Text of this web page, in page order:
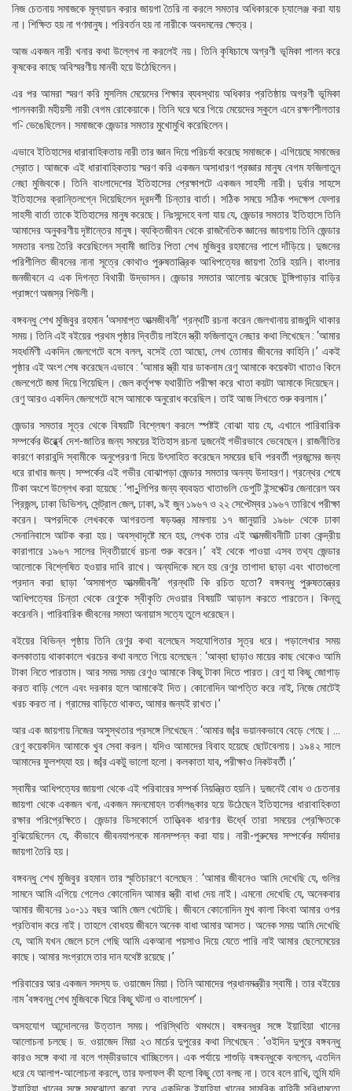
নিজ চেতনায় সমাজকে মূল্যায়ন করার জায়গা তৈরি না করলে সমতার অধিকারকে চ্যালেঞ্জ করা যায়
না। শিক্ষিত হয় না গণমানুষ। পরিবর্তন হয় না নারীকে অবদমনের ক্ষেত্র।
আজ একজন নারী খনার কথা উল্লেখ না করলেই নয়। তিনি কৃষিচাষে অগ্রণী ভূমিকা পালন করে
কৃষকের কাছে অবিস্মরণীয় মানবী হয়ে উঠেছিলেন।
এর পর আমরা স্মরণ করি মুসলিম মেয়েদের শিক্ষার ব্যবস্থায় অধিকার প্রতিষ্ঠায় অগ্রণী ভূমিকা
পালনকারী মহীয়সী নারী বেগম রোকেয়াকে। তিনি ঘরে ঘরে গিয়ে মেয়েদের স্কুলে এনে রক্ষণশীলতার
গ-ি ভেঙেছিলেন। সমাজকে জেন্ডার সমতার মুখোমুখি করেছিলেন।
এভাবে ইতিহাসের ধারাবাহিকতায় নারী তার জ্ঞান দিয়ে পরিচর্যা করেছে সমাজকে। এগিয়েছে সমাজের
স্রোত। আজকে এই ধারাবাহিকতায় স্মরণ করি একজন অসাধারণ প্রজ্ঞার মানুষ বেগম ফজিলাতুন
নেছা মুজিবকে। তিনি বাংলাদেশের ইতিহাসের প্রেক্ষাপটে একজন সাহসী নারী। দুর্বার সাহসে
ইতিহাসের ক্রান্তিলগ্নে দিয়েছিলেন দূরদর্শী চিন্তার বার্তা। সঠিক সময়ে সঠিক পদক্ষেপ ফেলার
সাহসী বার্তা তাকে ইতিহাসের মানুষ করেছে। নিঃসন্দেহে বলা যায় যে, জেন্ডার সমতার ইতিহাসে তিনি
আমাদের অনুকরণীয় দৃষ্টান্তের মানুষ। ব্যক্তিজীবন থেকে রাজনৈতিক জ্ঞানের জায়গায় তিনি জেন্ডার
সমতার বলয় তৈরি করেছিলেন স্বামী জাতির পিতা শেখ মুজিবুর রহমানের পাশে দাঁড়িয়ে। দুজনের
পরিশীলিত জীবনের নানা সূত্রে কোথাও পুরুষতান্ত্রিক আধিপত্যের জায়গা তৈরি হয়নি। বাংলার
জনজীবনে এ এক দিগন্ত বিথারী উদ্ভাসন। জেন্ডার সমতার আলোয় ঝরেছে টুঙ্গিপাড়ার বাড়ির
প্রাঙ্গণে অজস্র শিউলী।
বঙ্গবন্ধু শেখ মুজিবুর রহমান ‘অসমাপ্ত আত্মজীবনী’ গ্রন্থটি রচনা করেন জেলখানায় রাজবন্দি থাকার
সময়। তিনি এই বইয়ের প্রথম পৃষ্ঠার দ্বিতীয় লাইনে স্ত্রী ফজিলাতুন নেছার কথা লিখেছেন : ‘আমার
সহধর্মিণী একদিন জেলগেটে বসে বলল, বসেই তো আছো, লেখ তোমার জীবনের কাহিনি।’ একই
পৃষ্ঠার এই অংশ শেষ করেছেন এভাবে : ‘আমার স্ত্রী যার ডাকনাম রেণু আমাকে কয়েকটা খাতাও কিনে
জেলগেটে জমা দিয়ে গিয়েছিল। জেল কর্তৃপক্ষ যথারীতি পরীক্ষা করে খাতা কয়টা আমাকে দিয়েছেন।
রেণু আরও একদিন জেলগেটে বসে আমাকে অনুরোধ করেছিল। তাই আজ লিখতে শুরু করলাম।’
জেন্ডার সমতার সূত্র থেকে বিষয়টি বিশ্লেষণ করলে স্পষ্টই বোঝা যায় যে, এখানে পারিবারিক
সম্পর্কের ঊর্র্ধ্বে দেশ-জাতির জন্য সময়ের ইতিহাস রচনা দুজনেই গভীরভাবে ভেবেছেন। রাজনীতির
কারণে কারাবন্দি স্বামীকে অনুপ্রেরণা দিয়ে উৎসাহিত করেছেন সময়ের ছবি পরবর্তী প্রজন্মের জন্য
ধরে রাখার জন্য। সম্পর্কের এই গভীর বোঝাপড়া জেন্ডার সমতার অনন্য উদাহরণ। গ্রন্থের শেষে
টিকা অংশে উল্লেখ করা হয়েছে : ‘পা-ুুলিপির জন্য ব্যবহৃত খাতাগুলি ডেপুটি ইন্সপেক্টর জেনারেল অব
প্রিজন্স, ঢাকা ডিভিশন, সেন্ট্রাল জেল, ঢাকা, ৯ই জুন ১৯৬৭ ও ২২ সেপ্টেম্বর ১৯৬৭ তারিখে পরীক্ষা
করেন। অপরদিকে লেখককে আগরতলা ষড়যন্ত্র মামলায় ১৭ জানুয়ারি ১৯৬৮ থেকে ঢাকা
সেনানিবাসে আটক করা হয়। অবস্থাদৃষ্টে মনে হয়, লেখক তার এই আত্মজীবনীটি ঢাকা কেন্দ্রীয়
কারাগারে ১৯৬৭ সালের দ্বিতীয়ার্ধে রচনা শুরু করেন।’ বই থেকে পাওয়া এসব তথ্য জেন্ডার
আলোকে বিশ্লেষিত হওয়ার দাবি রাখে। অন্যদিকে মনে হয় রেণুর তাগাদা ছাড়া এবং খাতাগুলো
প্রদান করা ছাড়া ‘অসমাপ্ত আত্মজীবনী’ গ্রন্থটি কি রচিত হতো? বঙ্গবন্ধু পুরুষতন্ত্রের
আধিপত্যের চিন্তা থেকে রেণুকে স্বীকৃতি দেওয়ার বিষয়টি আড়াল করতে পারতেন। কিন্তু
করেননি। পারিবারিক জীবনের সমতা অনায়াস সত্যে তুলে ধরেছেন।
বইয়ের বিভিন্ন পৃষ্ঠায় তিনি রেণুর কথা বলেছেন সহযোগিতার সূত্র ধরে। পড়ালেখার সময়
কলকাতায় থাকাকালে খরচের কথা বলতে গিয়ে বলেছেন : ‘আব্বা ছাড়াও মায়ের কাছ থেকেও আমি
টাকা নিতে পারতাম। আর সময় সময় রেণুও আমাকে কিছু টাকা দিতে পারত। রেণু যা কিছু জোগাড়
করত বাড়ি গেলে এবং দরকার হলে আমাকেই দিত। কোনোদিন আপত্তি করে নাই, নিজে মোটেই
খরচ করত না। গ্রামের বাড়িতে থাকত, আমার জন্যই রাখত।’
আর এক জায়গায় নিজের অসুস্থতার প্রসঙ্গে লিখেছেন : ‘আমার জ¦র ভয়ানকভাবে বেড়ে গেছে। ...
রেণু কয়েকদিন আমাকে খুব সেবা করল। যদিও আমাদের বিবাহ হয়েছে ছোটবেলায়। ১৯৪২ সালে
আমাদের ফুলশয্যা হয়। জ¦র একটু ভালো হলো। কলকাতা যাব, পরীক্ষাও নিকটবর্তী।’
স্বামীর আধিপত্যের জায়গা থেকে এই পরিবারের সম্পর্ক নিয়ন্ত্রিত হয়নি। দুজনেই বোধ ও চেতনার
জায়গা থেকে একজন খনা, একজন মদনমোহন তর্কালঙ্কার হয়ে উঠেছেন ইতিহাসের ধারাবাহিকতা
রক্ষার পরিপ্রেক্ষিতে। জেন্ডার ডিসকোর্সে তাত্ত্বিক ধারণার ঊর্ধ্বে তারা সময়ের প্রেক্ষিতকে
বুঝিয়েছিলেন যে, কীভাবে জীবনযাপনকে মানসম্পন্ন করা যায়। নারী-পুরুষের সম্পর্কের মর্যাদার
জায়গা তৈরি হয়।
বঙ্গবন্ধু শেখ মুজিবুর রহমান তার স্মৃতিচারণে বলেছেন : ‘আমার জীবনেও আমি দেখেছি যে, গুলির
সামনে আমি এগিয়ে গেলেও কোনোদিন আমার স্ত্রী বাধা দেয় নাই। এমনো দেখেছি যে, অনেকবার
আমার জীবনের ১০-১১ বছর আমি জেল খেটেছি। জীবনে কোনোদিন মুখ কালা কিংবা আমার ওপর
প্রতিবাদ করে নাই। তাহলে বোধহয় জীবনে অনেক বাধা আমার আসত। অনেক সময় আমি দেখেছি
যে, আমি যখন জেলে চলে গেছি আমি একআনা পয়সাও দিয়ে যেতে পারি নাই আমার ছেলেমেয়ের
কাছে। আমার সংগ্রামে তার দান যথেষ্ট রয়েছে।’
পরিবারের আর একজন সদস্য ড. ওয়াজেদ মিয়া। তিনি আমাদের প্রধানমন্ত্রীর স্বামী। তার বইয়ের
নাম ‘বঙ্গবন্ধু শেখ মুজিবকে ঘিরে কিছু ঘটনা ও বাংলাদেশ’।
অসহযোগ আন্দোলনের উত্তাল সময়। পরিস্থিতি থমথমে। বঙ্গবন্ধুর সঙ্গে ইয়াহিয়া খানের
আলোচনা চলছে। ড. ওয়াজেদ মিয়া ২৩ মার্চের দুপুরের কথা লিখেছেন : ‘ওইদিন দুপুরে বঙ্গবন্ধু
কারও সঙ্গে কথা না বলে গম্ভীরভাবে খাচ্ছিলেন। এক পর্যায়ে শাশুড়ি বঙ্গবন্ধুকে বললেন, এতদিন
ধরে যে আলাপ-আলোচনা করলে, তার ফলাফল কী হলো কিছু তো বলছ না। তবে বলে রাখি, তুমি যদি